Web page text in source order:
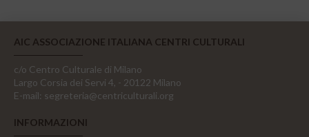
AIC ASSOCIAZIONE ITALIANA CENTRI CULTURALI
c/o Centro Culturale di Milano
Largo Corsia dei Servi 4, - 20122 Milano
E-mail: segreteria@centriculturali.org
INFORMAZIONI